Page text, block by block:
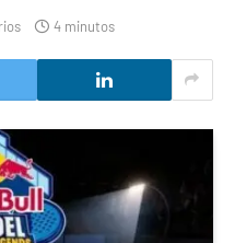
4 minutos